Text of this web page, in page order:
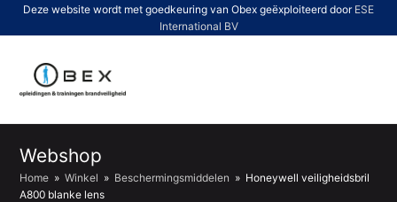
Deze website wordt met goedkeuring van Obex geëxploiteerd door ESE
International BV
Webshop
Home » Winkel » Beschermingsmiddelen » Honeywell veiligheidsbril
A800 blanke lens